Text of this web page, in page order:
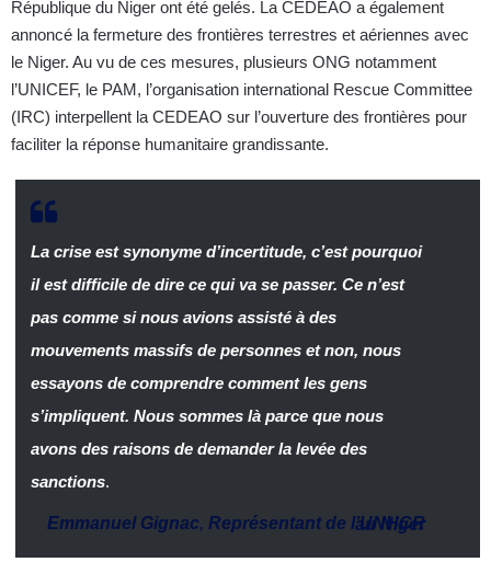
République du Niger ont été gelés. La CEDEAO a également
annoncé la fermeture des frontières terrestres et aériennes avec
le Niger. Au vu de ces mesures, plusieurs ONG notamment
l’UNICEF, le PAM, l’organisation international Rescue Committee
(IRC) interpellent la CEDEAO sur l’ouverture des frontières pour
faciliter la réponse humanitaire grandissante.
La crise est synonyme d’incertitude, c’est pourquoi
il est difficile de dire ce qui va se passer. Ce n’est
pas comme si nous avions assisté à des
mouvements massifs de personnes et non, nous
essayons de comprendre comment les gens
s’impliquent. Nous sommes là parce que nous
avons des raisons de demander la levée des
sanctions.
Emmanuel Gignac, Représentant de l’UNHCR au Niger